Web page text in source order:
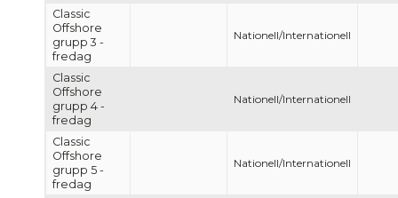
Classic
Offshore
grupp 3 -
fredag
Nationell/Internationell
Classic
Offshore
grupp 4 -
fredag
Nationell/Internationell
Classic
Offshore
grupp 5 -
fredag
Nationell/Internationell